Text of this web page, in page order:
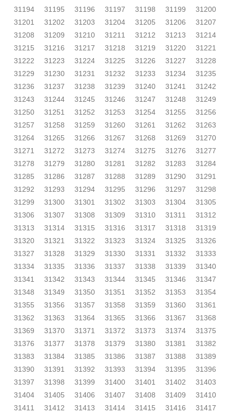
31194
31195 31196 31197 31198 31199
31200
31201
31202 31203 31204 31205 31206
31207
31208
31209 31210 31211 31212 31213
31214
31215
31216 31217 31218 31219 31220
31221
31222
31223 31224 31225 31226 31227
31228
31229
31230 31231 31232 31233 31234
31235
31236
31237 31238 31239 31240 31241
31242
31243
31244 31245 31246 31247 31248
31249
31250
31251 31252 31253 31254 31255
31256
31257
31258 31259 31260 31261 31262
31263
31264
31265 31266 31267 31268 31269
31270
31271
31272 31273 31274 31275 31276
31277
31278
31279 31280 31281 31282 31283
31284
31285
31286 31287 31288 31289 31290
31291
31292
31293 31294 31295 31296 31297
31298
31299
31300 31301 31302 31303 31304
31305
31306
31307 31308 31309 31310 31311
31312
31313
31314 31315 31316 31317 31318
31319
31320
31321 31322 31323 31324 31325
31326
31327
31328 31329 31330 31331 31332
31333
31334
31335 31336 31337 31338 31339
31340
31341
31342 31343 31344 31345 31346
31347
31348
31349 31350 31351 31352 31353
31354
31355
31356 31357 31358 31359 31360
31361
31362
31363 31364 31365 31366 31367
31368
31369
31370 31371 31372 31373 31374
31375
31376
31377 31378 31379 31380 31381
31382
31383
31384 31385 31386 31387 31388
31389
31390
31391 31392 31393 31394 31395
31396
31397
31398 31399 31400 31401 31402
31403
31404
31405 31406 31407 31408 31409
31410
31411
31412 31413 31414 31415 31416
31417